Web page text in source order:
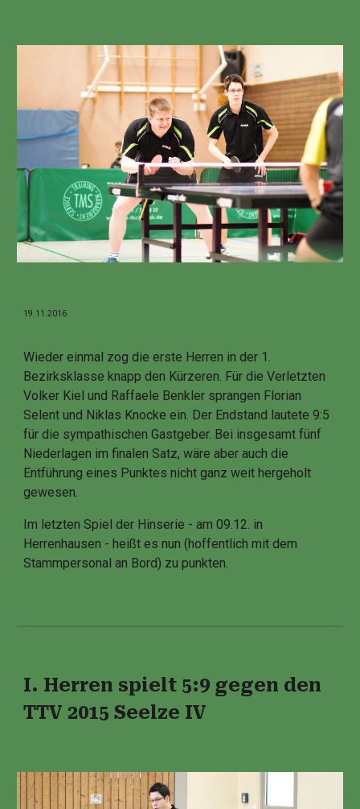
19.11.2016
Wieder einmal zog die erste Herren in der 1.
Bezirksklasse knapp den Kürzeren. Für die Verletzten
Volker Kiel und Raffaele Benkler sprangen Florian
Selent und Niklas Knocke ein. Der Endstand lautete 9:5
für die sympathischen Gastgeber. Bei insgesamt fünf
Niederlagen im finalen Satz, wäre aber auch die
Entführung eines Punktes nicht ganz weit hergeholt
gewesen.
Im letzten Spiel der Hinserie - am 09.12. in
Herrenhausen - heißt es nun (hoffentlich mit dem
Stammpersonal an Bord) zu punkten.
I. Herren spielt 5:9 gegen den
TTV 2015 Seelze IV